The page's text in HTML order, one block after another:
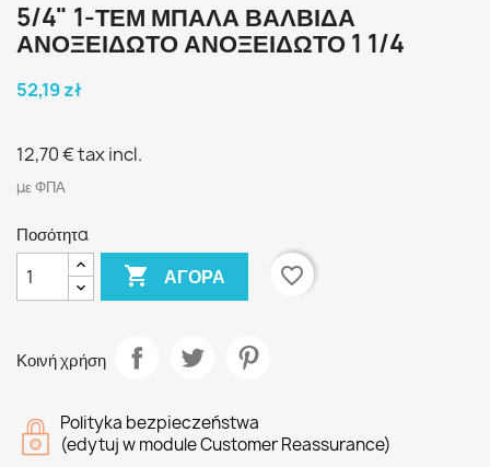
5/4" 1-ΤΕΜ ΜΠΑΛΑ ΒΑΛΒΙΔΑ
ΑΝΟΞΕΙΔΩΤΟ ΑΝΟΞΕΙΔΩΤΟ 1 1/4
52,19 zł
12,70 €tax incl.
με ΦΠΑ
Ποσότητα
 ΑΓΟΡΆ favorite_border
Κοινή χρήση
Polityka bezpieczeństwa
(edytuj w module Customer Reassurance)